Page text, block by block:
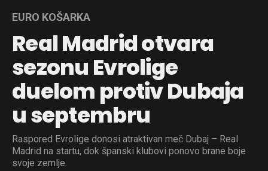
EURO KOŠARKA
Real Madrid otvara
sezonu Evrolige
duelom protiv Dubaja
u septembru
Raspored Evrolige donosi atraktivan meč Dubaj – Real
Madrid na startu, dok španski klubovi ponovo brane boje
svoje zemlje.